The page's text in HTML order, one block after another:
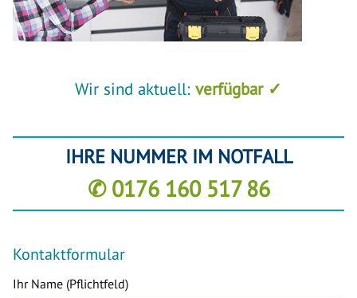
Wir sind aktuell: verfügbar ✓
IHRE NUMMER IM NOTFALL
✆ 0176 160 517 86
Kontaktformular
Ihr Name (Pflichtfeld)